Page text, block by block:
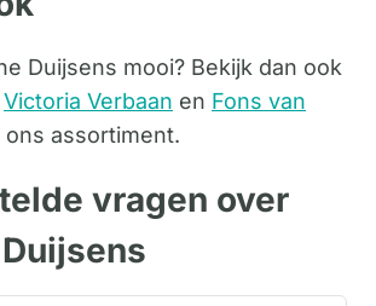
Duijsens mooi? Bekijk dan ook
Victoria Verbaan en Fons van
ons assortiment.
vragen over